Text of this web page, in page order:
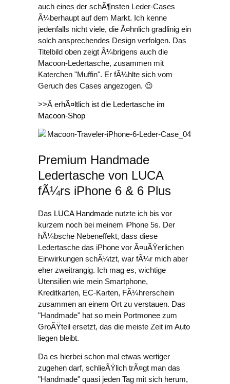
auch eines der schÃ¶nsten Leder-Cases
Ã¼berhaupt auf dem Markt. Ich kenne
jedenfalls nicht viele, die Ã¤hnlich gradlinig ein
solch ansprechendes Design verfolgen. Das
Titelbild oben zeigt Ã¼brigens auch die
Macoon-Ledertasche, zusammen mit
Katerchen "Muffin". Er fÃ¼hlte sich vom
Geruch des Cases angezogen. 😉
>>Â erhÃ¤ltlich ist die Ledertasche im
Macoon-Shop
Premium Handmade
Ledertasche von LUCA
fÃ¼rs iPhone 6 & 6 Plus
Das LUCA Handmade nutzte ich bis vor
kurzem noch bei meinem iPhone 5s. Der
hÃ¼bsche Nebeneffekt, dass diese
Ledertasche das iPhone vor Ã¤uÃŸerlichen
Einwirkungen schÃ¼tzt, war fÃ¼r mich aber
eher zweitrangig. Ich mag es, wichtige
Utensilien wie mein Smartphone,
Kreditkarten, EC-Karten, FÃ¼hrerschein
zusammen an einem Ort zu verstauen. Das
"Handmade" hat so mein Portmonee zum
GroÃŸteil ersetzt, das die meiste Zeit im Auto
liegen bleibt.
Da es hierbei schon mal etwas wertiger
zugehen darf, schlieÃŸlich trÃ¤gt man das
"Handmade" quasi jeden Tag mit sich herum,